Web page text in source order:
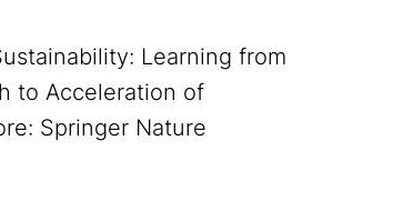
Learning from
to Acceleration of
Springer Nature